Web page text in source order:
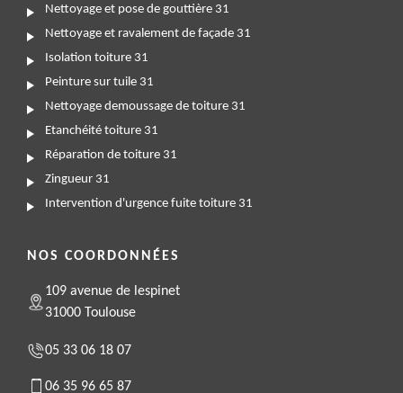
Nettoyage et pose de gouttière 31
Nettoyage et ravalement de façade 31
Isolation toiture 31
Peinture sur tuile 31
Nettoyage demoussage de toiture 31
Etanchéité toiture 31
Réparation de toiture 31
Zingueur 31
Intervention d'urgence fuite toiture 31
NOS COORDONNÉES
109 avenue de lespinet
31000 Toulouse
05 33 06 18 07
06 35 96 65 87